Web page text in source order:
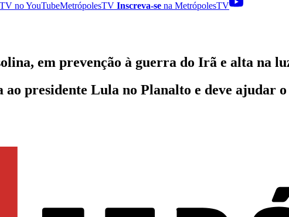
noYouTubeMetrópolesTV Inscreva-se na MetrópolesTV
em prevenção à guerra do Irã e alta na
presidente Lula no Planalto e deve ajudar